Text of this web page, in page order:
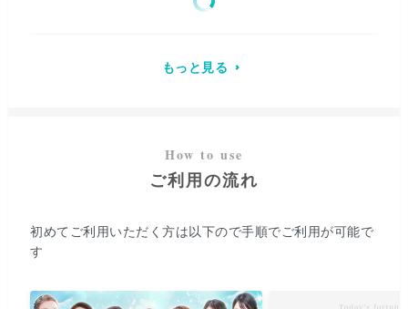
もっと見る
ご利用の流れ
初めてご利用いただく方は以下ので手順でご利用が可能で
す